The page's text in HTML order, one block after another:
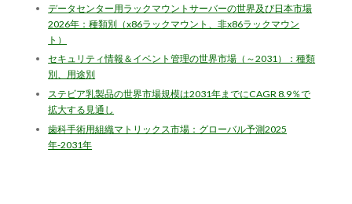
データセンター用ラックマウントサーバーの世界及び日本市場
2026年：種類別（x86ラックマウント、非x86ラックマウン
ト）
セキュリティ情報＆イベント管理の世界市場（～2031）：種類
別、用途別
ステビア乳製品の世界市場規模は2031年までにCAGR 8.9％で
拡大する見通し
歯科手術用組織マトリックス市場：グローバル予測2025
年-2031年